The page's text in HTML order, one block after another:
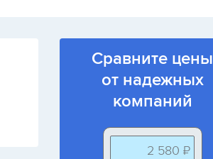
Сравните цены
от надежных
компаний
2 580 ₽